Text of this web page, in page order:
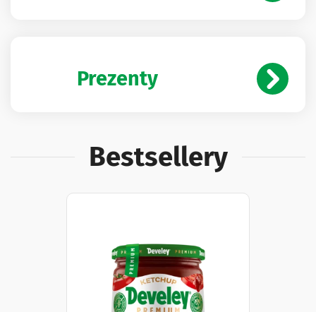
Prezenty
Bestsellery